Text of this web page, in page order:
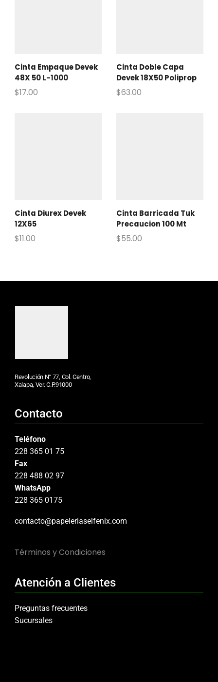
Cinta Empaque Devek
48X 50 L-1000
$17.00
Cinta Doble Capa
Devek 18X50 Poliprop
$63.00
Cinta Diurex Devek
12X65
$11.00
Cinta Barricada Tuk
Precaucion 100 Mt
$55.00
Revolución N° 77, Col. Centro,
Xalapa, Ver. C.P.91000
Contacto
Teléfono
228 365 01 75
Fax
228 488 02 97
WhatsApp
228 365 0175
contacto@papeleriaselfenix.com
Términos y Condiciones
Atención a Clientes
Preguntas frecuentes
Sucursales